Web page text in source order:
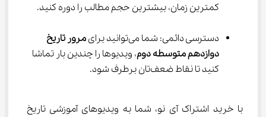
کمترین زمان، بیشترین حجم مطالب را دوره کنید.
دسترسی دائمی: شما می‌توانید برای
مرور تاریخ
دوازدهم متوسطه دوم، ویدیوها را چندین بار تماشا
کنید تا نقاط ضعف‌تان برطرف شود.
با خرید اشتراک آی نو، شما به ویدیوهای آموزشی تاریخ